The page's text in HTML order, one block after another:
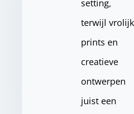
setting,
terwijl
prints en
creatieve
ontwerpen
juist een